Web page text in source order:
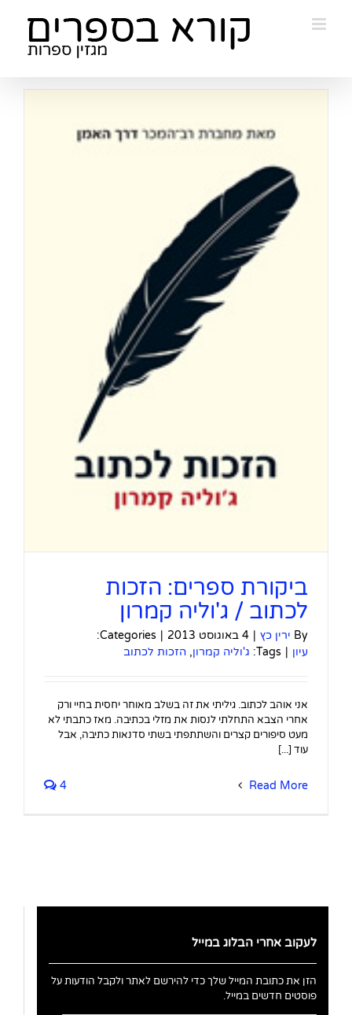
ביקורת ספרים: הזכות
לכתוב / ג'וליה קמרון
By ירין כץ | 4 באוגוסט 2013 |
Categories:
עיון |
Tags: ג'וליה קמרון, הזכות לכתוב
אני אוהב לכתוב. גיליתי את זה בשלב מאוחר יחסית בחיי ורק
אחרי הצבא התחלתי לנסות את מזלי בכתיבה. מאז כתבתי לא
מעט סיפורים קצרים והשתתפתי בשתי סדנאות כתיבה, אבל
עוד [...]
Read More
4
לעקוב אחרי הבלוג במייל
הזן את כתובת המייל שלך כדי להירשם לאתר ולקבל הודעות על
פוסטים חדשים במייל.